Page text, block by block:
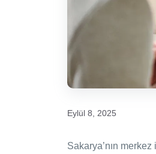
Eylül 8, 2025
Sakarya’nın